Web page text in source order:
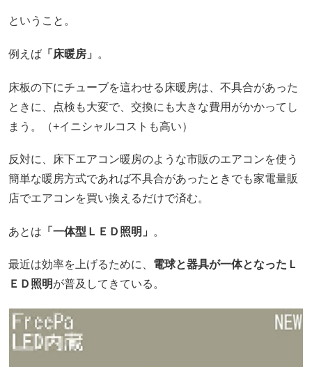
ということ。
例えば「床暖房」 。
床板の下にチューブを這わせる床暖房は、不具合があった
ときに、点検も大変で、交換にも大きな費用がかかってし
まう。（+イニシャルコストも高い）
反対に、床下エアコン暖房のような市販のエアコンを使う
簡単な暖房方式であれば不具合があったときでも家電量販
店でエアコンを買い換えるだけで済む。
あとは 「一体型ＬＥＤ照明」 。
最近は効率を上げるために、 電球と器具が一体となったＬ
ＥＤ照明が普及してきている。